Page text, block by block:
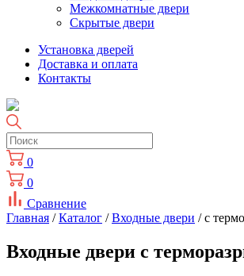
Межкомнатные двери
Скрытые двери
Установка дверей
Доставка и оплата
Контакты
0
0
Сравнение
Главная /Каталог /Входные двери / с
Входные двери с